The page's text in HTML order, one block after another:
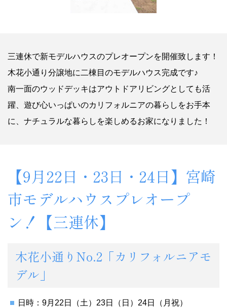
三連休で新モデルハウスのプレオープンを開催致します！
木花小通り分譲地に二棟目のモデルハウス完成です♪
南一面のウッドデッキはアウトドアリビングとしても活
躍、遊び心いっぱいのカリフォルニアの暮らしをお手本
に、ナチュラルな暮らしを楽しめるお家になりました！
【9月22日・23日・24日】宮崎
市モデルハウスプレオープ
ン！【三連休】
木花小通りNo.2「カリフォルニアモ
デル」
日時：9月22日（土）23日（日）24日（月祝）